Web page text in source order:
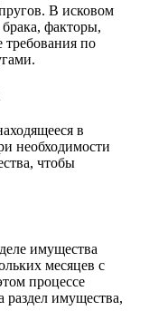
В исковом
брака, факторы,
по
в
необходимости
чтобы
имущества
месяцев с
процессе
имущества,